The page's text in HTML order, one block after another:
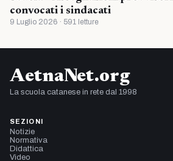
convocati i sindacati
9 Luglio 2026 · 591 letture
AetnaNet.org
La scuola catanese in rete dal 1998
SEZIONI
Notizie
Normativa
Didattica
Video